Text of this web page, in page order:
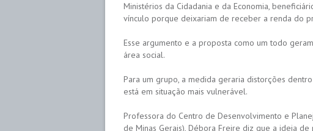
Ministérios da Cidadania e da Economia,
vínculo porque deixariam de receber a renda do
Esse argumento e a proposta como um todo
área social.
Para um grupo, a medida geraria distorções
está em situação mais vulnerável.
Professora do Centro de Desenvolvimento e
de Minas Gerais), Débora Freire diz que a ideia